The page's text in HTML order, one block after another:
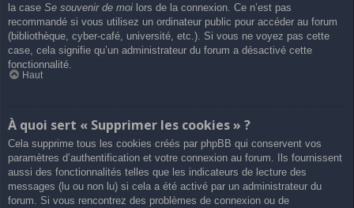
la case Se souvenir de moi lors de la connexion. Ce n’est pas
recommandé si vous utilisez un ordinateur public pour accéder au forum
(bibliothèque, cyber-café, université, etc.). Si vous ne voyez pas cette
case, cela signifie qu’un administrateur du forum a désactivé cette
fonctionnalité.
Haut
À quoi sert « Supprimer les cookies » ?
Cela supprime tous les cookies créés par phpBB qui conservent vos
paramètres d’authentification et votre connexion au forum. Ils fournissent
aussi des fonctionnalités telles que les indicateurs de lecture des
messages (lu ou non lu) si cela a été activé par un administrateur du
forum. Si vous rencontrez des problèmes de connexion ou de